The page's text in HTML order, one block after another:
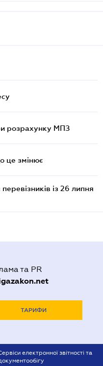
розрахунку МПЗ
це змінює
із 26 липня
та PR
ТАРИФИ
електронної звітності та